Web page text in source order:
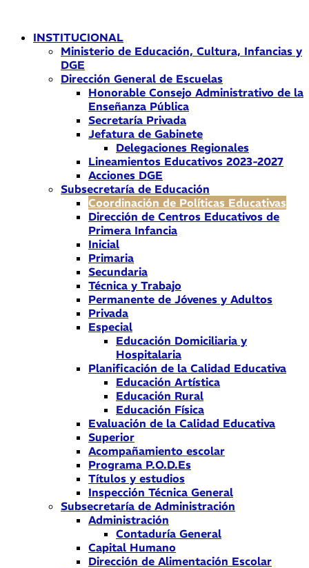
contenidoINSTITUCIONAL
Ministerio de Educación, Cultura, Infancias y
DGE
Dirección General de Escuelas
Honorable Consejo Administrativo de la
Enseñanza Pública
Secretaría Privada
Jefatura de Gabinete
Delegaciones Regionales
Lineamientos Educativos 2023-2027
Acciones DGE
Subsecretaría de Educación
Coordinación de Políticas Educativas
Dirección de Centros Educativos de
Primera Infancia
Inicial
Primaria
Secundaria
Técnica y Trabajo
Permanente de Jóvenes y Adultos
Privada
Especial
Educación Domiciliaria y
Hospitalaria
Planificación de la Calidad Educativa
Educación Artística
Educación Rural
Educación Física
Evaluación de la Calidad Educativa
Superior
Acompañamiento escolar
Programa P.O.D.Es
Títulos y estudios
Inspección Técnica General
Subsecretaría de Administración
Administración
Contaduría General
Capital Humano
Dirección de Alimentación Escolar